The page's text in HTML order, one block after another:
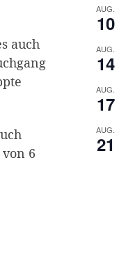
auch
6
AUG.
10
AUG.
14
AUG.
17
AUG.
21